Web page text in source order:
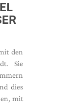
den
Sie
dies
mit